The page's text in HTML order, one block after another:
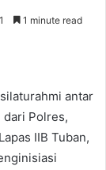
1 minute read
antar
Polres,
IIB Tuban,